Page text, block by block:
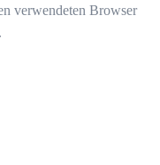
verwendeten Browser